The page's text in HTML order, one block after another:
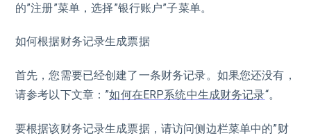
的”注册”菜单，选择”银行账户”子菜单。
如何根据财务记录生成票据
首先，您需要已经创建了一条财务记录。如果您还没有，
请参考以下文章：”如何在ERP系统中生成财务记录“。
要根据该财务记录生成票据，请访问侧边栏菜单中的”财